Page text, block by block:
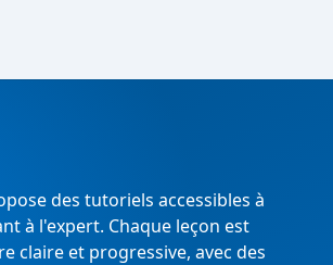
des tutoriels accessibles à
à l'expert. Chaque leçon est
claire et progressive, avec des